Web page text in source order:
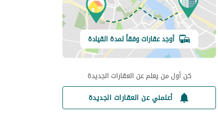
أوجد عقارات وفقاً لمدة القيادة
كن أول من يعلم عن العقارات الجديدة
أعلمني عن العقارات الجديدة